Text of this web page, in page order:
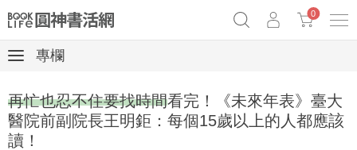
Netflix話題章魚小說！
0
專欄
再忙也忍不住要找時間看完！《未來年表》臺大
醫院前副院長王明鉅：每個15歲以上的人都應該
讀！